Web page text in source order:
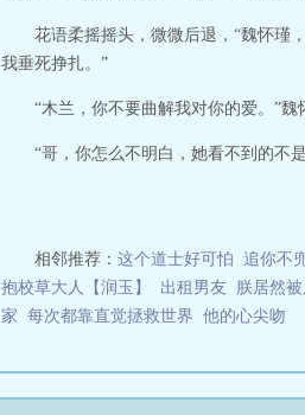
花语柔摇摇头，微微后退，“魏怀瑾
我垂死挣扎。”
“木兰，你不要曲解我对你的爱。”
“哥，你怎么不明白，她看不到的不
相邻推荐： 这个道士好可怕 追你不
抱校草大人【润玉】
出租男友 朕居然
家 每次都靠直觉拯救世界 他的心尖吻